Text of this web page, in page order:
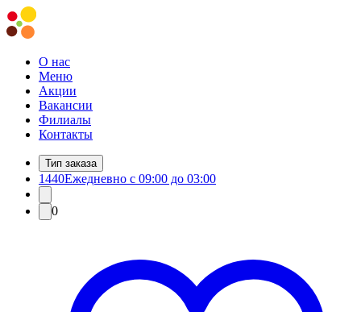
О нас
Меню
Акции
Вакансии
Филиалы
Контакты
Тип заказа
1440Ежедневно с 09:00 до 03:00
0